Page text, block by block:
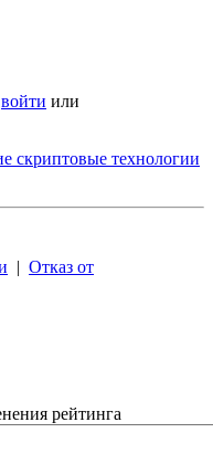
войти или
скриптовые технологии
| Отказ от
рейтинга